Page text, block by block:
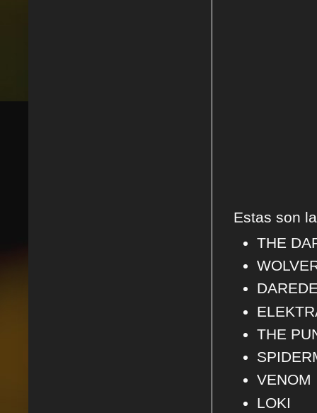
Estas son
THE
THE
VENOM
LOKI